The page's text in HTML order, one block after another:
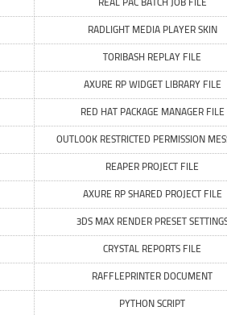
REAL PAC BATCH JOB FILE
RADLIGHT MEDIA PLAYER SKIN
TORIBASH REPLAY FILE
AXURE RP WIDGET LIBRARY FILE
RED HAT PACKAGE MANAGER FILE
OUTLOOK RESTRICTED PERMISSION
REAPER PROJECT FILE
AXURE RP SHARED PROJECT FILE
3DS MAX RENDER PRESET
CRYSTAL REPORTS FILE
RAFFLEPRINTER DOCUMENT
PYTHON SCRIPT